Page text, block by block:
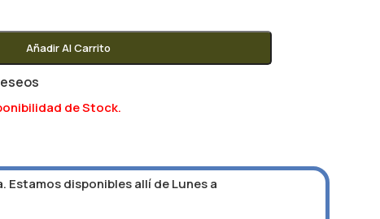
Añadir Al Carrito
de Stock.
Estamos disponibles allí de Lunes a